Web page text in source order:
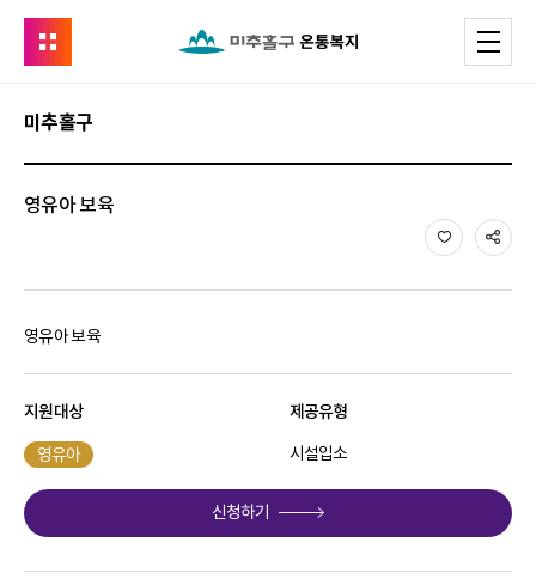
미추홀구
영유아 보육
관심 공
영유아 보육
지원대상
영유아
제공유형
시설입소
신청하기